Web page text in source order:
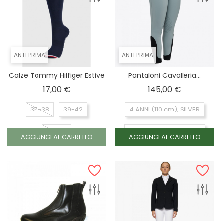
ANTEPRIMA
Calze Tommy Hilfiger Estive
17,00 €Prezzo
35-38 39-42
43-46
AGGIUNGI AL CARRELLO
ANTEPRIMA
Pantaloni Cavalleria...
145,00 €
4 ANNI (110 cm), SILVER
6 ANNI (122 cm), SILVER
10 ANNI (148 cm), NERO
10 ANNI (148 cm), SILVER
AGGIUNGI AL CARRELLO